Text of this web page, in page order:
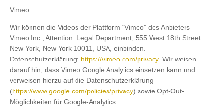
Vimeo
Wir können die Videos der Plattform “Vimeo” des Anbieters
Vimeo Inc., Attention: Legal Department, 555 West 18th Street
New York, New York 10011, USA, einbinden.
Datenschutzerklärung: https://vimeo.com/privacy. WIr weisen
darauf hin, dass Vimeo Google Analytics einsetzen kann und
verweisen hierzu auf die Datenschutzerklärung
(https://www.google.com/policies/privacy) sowie Opt-Out-
Möglichkeiten für Google-Analytics